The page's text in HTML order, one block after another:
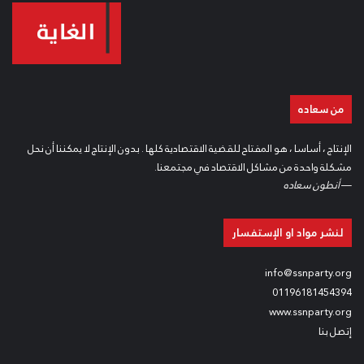
من سعاده
الإنتاج ، أساسا ، هو المفتاح للقضية الاقتصادية كلها . بدون الإنتاج لا يمكننا أن نحل
مشكلة واحدة من مشاكل الاقتصاد في مجتمعنا.
—أنطون سعاده
لنشر مواد او الإستفسار
info@ssnparty.org
01196181454394
www.ssnparty.org
إتصل بنا